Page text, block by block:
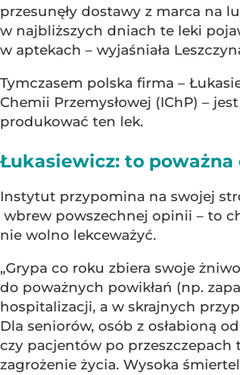
przesunęły dostawy z marca na
w najbliższych dniach te leki
w aptekach – wyjaśniała
Tymczasem polska firma –
Chemii Przemysłowej (IChP) –
produkować ten lek.
Łukasiewicz: to poważna
Instytut przypomina na swojej
wbrew powszechnej opinii – to
nie wolno lekceważyć.
„Grypa co roku zbiera swoje
do poważnych powikłań (np.
hospitalizacji, a w skrajnych
Dla seniorów, osób z osłabioną
czy pacjentów po przeszczepach
zagrożenie życia. Wysoka